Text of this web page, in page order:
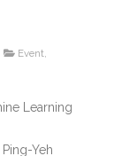
Event,
Learning
Yeh